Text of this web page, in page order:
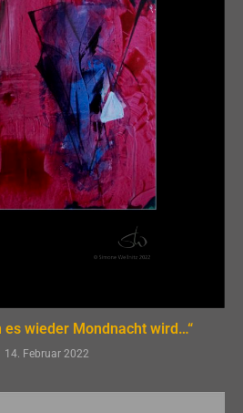
es wieder Mondnacht wird…“
14. Februar 2022